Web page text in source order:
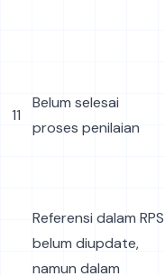
11
Belum selesai
proses penilaian
Referensi dalam RPS
belum diupdate,
namun dalam